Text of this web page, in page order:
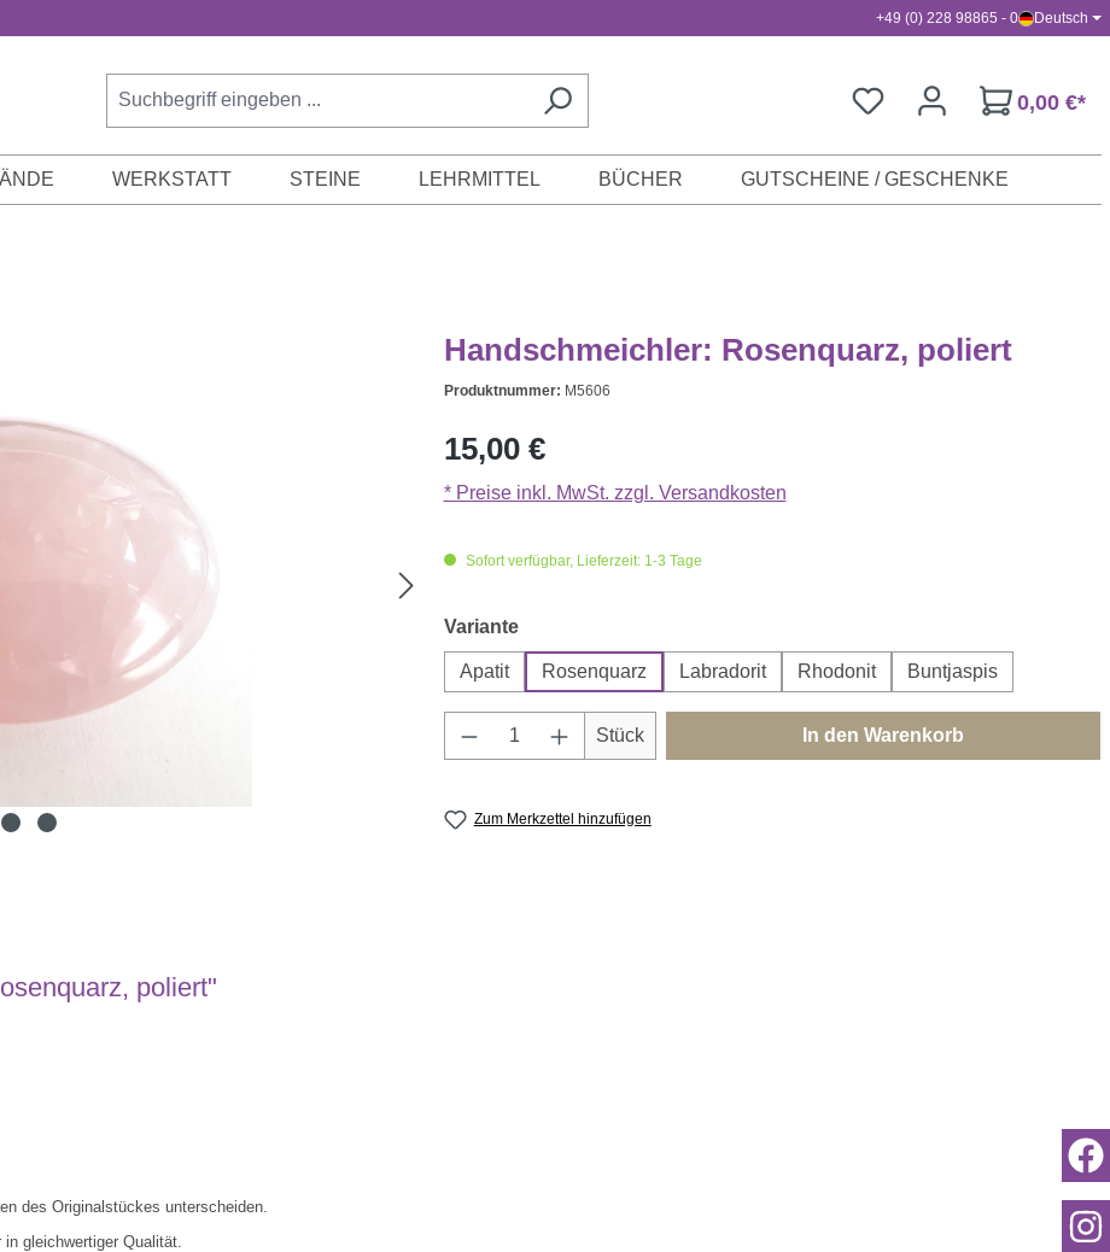
+49 (0) 228 98865 - 0 Deutsch
0,00 €*
WERKSTATT STEINE LEHRMITTEL BÜCHER GUTSCHEINE / GESCHENKE
Handschmeichler: Rosenquarz, poliert
Produktnummer: M5606
Regulärer Preis:
15,00 €
* Preise inkl. MwSt. zzgl. Versandkosten
Sofort verfügbar, Lieferzeit: 1-3 Tage
Varianteauswählen
Apatit Rosenquarz Labradorit Rhodonit Buntjaspis
Produkt Anzahl: Gib den gewünschten Wert ein
Stück In den Warenkorb
Zum Merkzettel hinzufügen
poliert"
des Originalstückes unterscheiden.
gleichwertiger Qualität.